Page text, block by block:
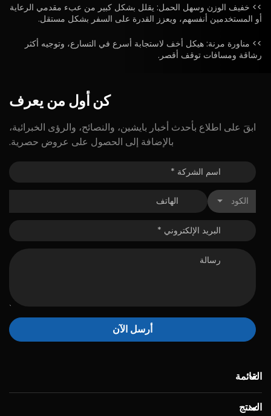
>> خفيف الوزن وسهل الحمل: يقلل بشكل كبير من عبء مقدمي الرعاية
أو المستخدمين أنفسهم، ويعزز القدرة على السفر بشكل مستقل.
>> مناورة مرنة: هيكل أخف لاستجابة أسرع في التسارع، وتوجيه أكثر
رشاقة ومسافات توقف أقصر.
كنأول من يعرف
ابقَ على اطلاع بأحدث أخبار بايشين، والنصائح، والرؤى الخبرائية،
بالإضافة إلى الحصول على عروض حصرية.
الكود
أرسل الآن
القائمة
المنتج